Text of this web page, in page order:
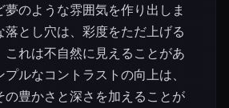
夢のような雰囲気を作り出しま
落とし穴は、彩度をただ上げる
これは不自然に見えることがあ
プルなコントラストの向上は、
の豊かさと深さを加えることが